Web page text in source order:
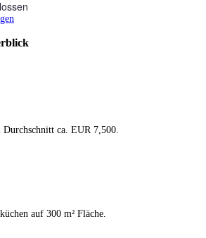
ca. EUR 7,500.
auf 300 m² Fläche.